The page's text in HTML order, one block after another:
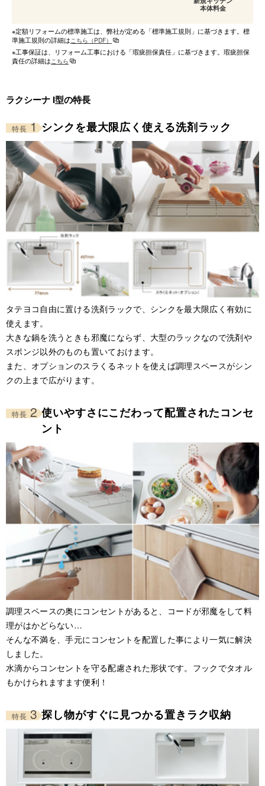
本体料金
※定額リフォームの標準施工は、弊社が定める「標準施工規則」に基づきます。標
準施工規則の詳細は こちら（PDF）
※工事保証は、リフォーム工事における「瑕疵担保責任」に基づきます。瑕疵担保
責任の詳細は こちら
ラクシーナ I型の特長
特長 1 シンクを最大限広く使える洗剤ラック
タテヨコ自由に置ける洗剤ラックで、シンクを最大限広く有効に
使えます。
大きな鍋を洗うときも邪魔にならず、大型のラックなので洗剤や
スポンジ以外のものも置いておけます。
また、オプションのスラくるネットを使えば調理スペースがシン
クの上まで広がります。
特長 2 使いやすさにこだわって配置されたコンセ
ント
調理スペースの奥にコンセントがあると、コードが邪魔をして料
理がはかどらない…
そんな不満を、手元にコンセントを配置した事により一気に解決
しました。
水滴からコンセントを守る配慮された形状です。フックでタオル
もかけられますます便利！
特長 3 探し物がすぐに見つかる置きラク収納